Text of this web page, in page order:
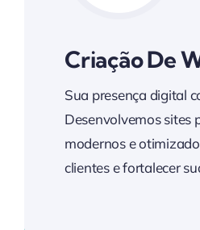
Criação De
Sua presença digital
Desenvolvemos sites
modernos e
clientes e fortalecer